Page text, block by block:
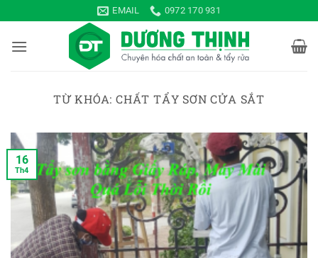
qua
nội
EMAIL 0972 170 931
TỪ KHÓA:CHẤT TẨY SƠN CỬA SẮT
16
Th4